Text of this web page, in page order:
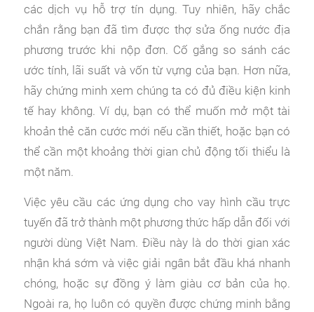
các dịch vụ hỗ trợ tín dụng. Tuy nhiên, hãy chắc
chắn rằng bạn đã tìm được thợ sửa ống nước địa
phương trước khi nộp đơn. Cố gắng so sánh các
ước tính, lãi suất và vốn từ vựng của bạn. Hơn nữa,
hãy chứng minh xem chúng ta có đủ điều kiện kinh
tế hay không. Ví dụ, bạn có thể muốn mở một tài
khoản thẻ căn cước mới nếu cần thiết, hoặc bạn có
thể cần một khoảng thời gian chủ động tối thiểu là
một năm.
Việc yêu cầu các ứng dụng cho vay hình cầu trực
tuyến đã trở thành một phương thức hấp dẫn đối với
người dùng Việt Nam. Điều này là do thời gian xác
nhận khá sớm và việc giải ngân bắt đầu khá nhanh
chóng, hoặc sự đồng ý làm giàu cơ bản của họ.
Ngoài ra, họ luôn có quyền được chứng minh bằng